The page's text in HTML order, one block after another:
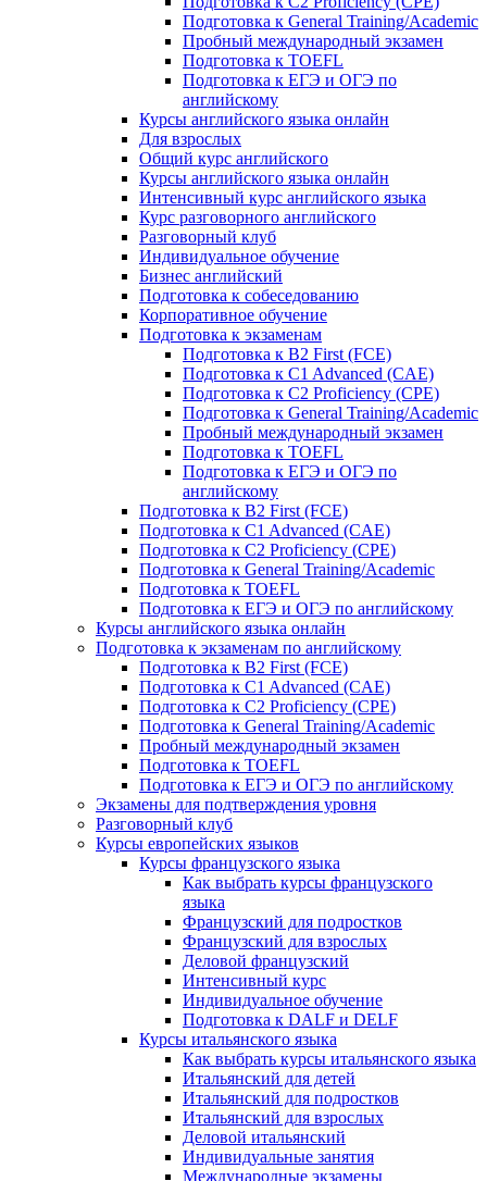
Подготовка к General Training/Academic
Пробный международный экзамен
Подготовка к TOEFL
Подготовка к ЕГЭ и ОГЭ по
английскому
Курсы английского языка онлайн
Для взрослых
Общий курс английского
Курсы английского языка онлайн
Интенсивный курс английского языка
Курс разговорного английского
Разговорный клуб
Индивидуальное обучение
Бизнес английский
Подготовка к собеседованию
Корпоративное обучение
Подготовка к экзаменам
Подготовка к B2 First (FCE)
Подготовка к C1 Advanced (CAE)
Подготовка к C2 Proficiency (CPE)
Подготовка к General Training/Academic
Пробный международный экзамен
Подготовка к TOEFL
Подготовка к ЕГЭ и ОГЭ по
английскому
Подготовка к B2 First (FCE)
Подготовка к C1 Advanced (CAE)
Подготовка к C2 Proficiency (CPE)
Подготовка к General Training/Academic
Подготовка к TOEFL
Подготовка к ЕГЭ и ОГЭ по английскому
Курсы английского языка онлайн
Подготовка к экзаменам по английскому
Подготовка к B2 First (FCE)
Подготовка к C1 Advanced (CAE)
Подготовка к C2 Proficiency (CPE)
Подготовка к General Training/Academic
Пробный международный экзамен
Подготовка к TOEFL
Подготовка к ЕГЭ и ОГЭ по английскому
Экзамены для подтверждения уровня
Разговорный клуб
Курсы европейских языков
Курсы французского языка
Как выбрать курсы французского
языка
Французский для подростков
Французский для взрослых
Деловой французский
Интенсивный курс
Индивидуальное обучение
Подготовка к DALF и DELF
Курсы итальянского языка
Как выбрать курсы итальянского языка
Итальянский для детей
Итальянский для подростков
Итальянский для взрослых
Деловой итальянский
Индивидуальные занятия
Международные экзамены